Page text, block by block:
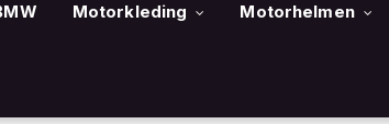
Motorkleding Motorhelmen